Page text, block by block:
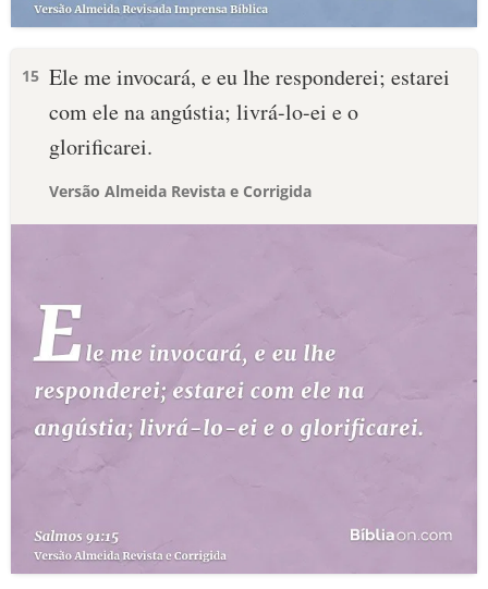
15 Ele me invocará, e eu lhe responderei; estarei
com ele na angústia; livrá-lo-ei e o
glorificarei.
Versão Almeida Revista e Corrigida